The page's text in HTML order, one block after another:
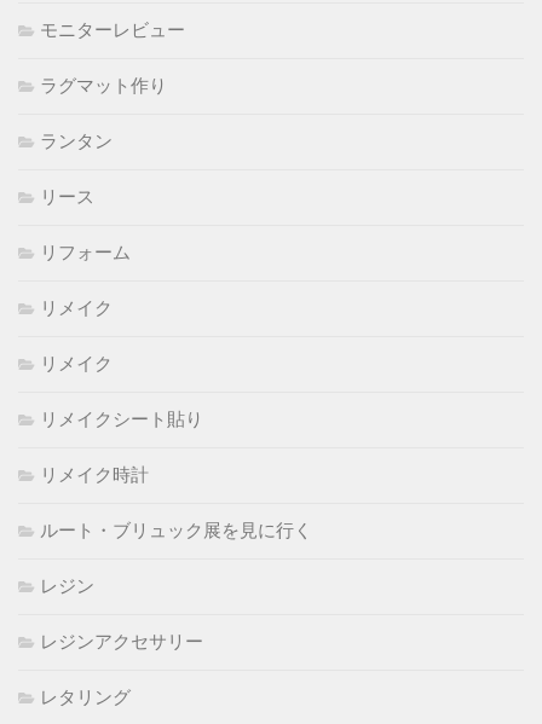
モニターレビュー
ラグマット作り
ランタン
リース
リフォーム
リメイク
リメイク
リメイクシート貼り
リメイク時計
ルート・ブリュック展を見に行く
レジン
レジンアクセサリー
レタリング